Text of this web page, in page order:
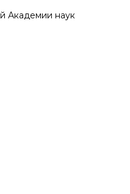
Академии наук